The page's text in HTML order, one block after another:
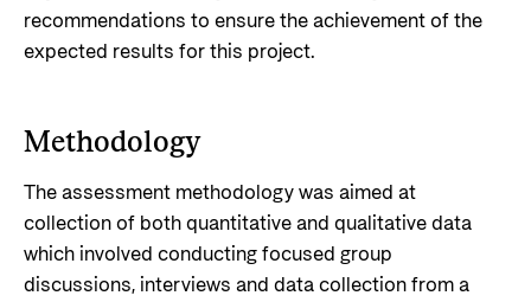
recommendations to ensure the achievement of the
expected results for this project.
Methodology
The assessment methodology was aimed at
collection of both quantitative and qualitative data
which involved conducting focused group
discussions, interviews and data collection from a